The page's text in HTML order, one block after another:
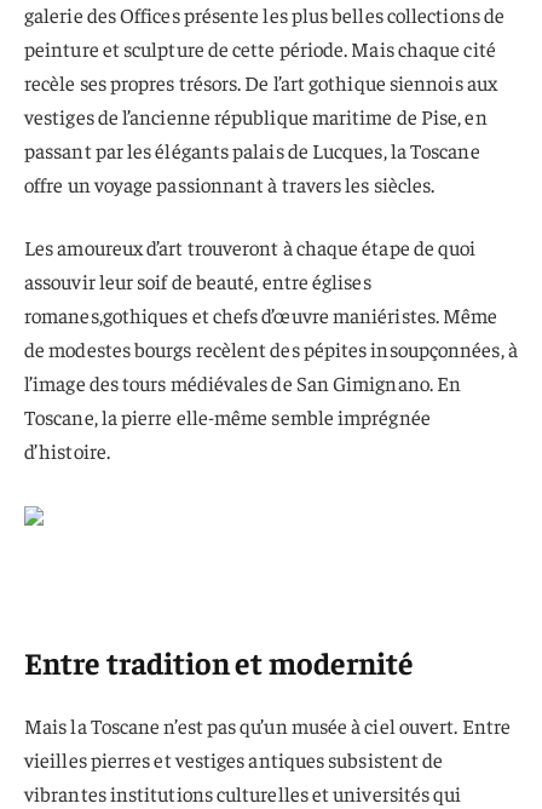
galerie des Offices présente les plus belles collections de
peinture et sculpture de cette période. Mais chaque cité
recèle ses propres trésors. De l’art gothique siennois aux
vestiges de l’ancienne république maritime de Pise, en
passant par les élégants palais de Lucques, la Toscane
offre un voyage passionnant à travers les siècles.
Les amoureux d’art trouveront à chaque étape de quoi
assouvir leur soif de beauté, entre églises
romanes,gothiques et chefs d’œuvre maniéristes. Même
de modestes bourgs recèlent des pépites insoupçonnées, à
l’image des tours médiévales de San Gimignano. En
Toscane, la pierre elle-même semble imprégnée
d’histoire.
Entre tradition et modernité
Mais la Toscane n’est pas qu’un musée à ciel ouvert. Entre
vieilles pierres et vestiges antiques subsistent de
vibrantes institutions culturelles et universités qui